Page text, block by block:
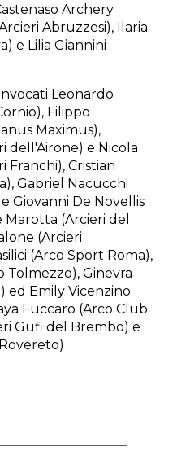
Archery
Abruzzesi), Ilaria
e Lilia Giannini
Leonardo
Filippo
Maximus),
dell'Airone) e Nicola
Franchi), Cristian
Gabriel Nacucchi
Giovanni De Novellis
(Arcieri del
(Arcieri
(Arco Sport Roma),
Tolmezzo), Ginevra
ed Emily Vicenzino
Fuccaro (Arco Club
Gufi del Brembo) e